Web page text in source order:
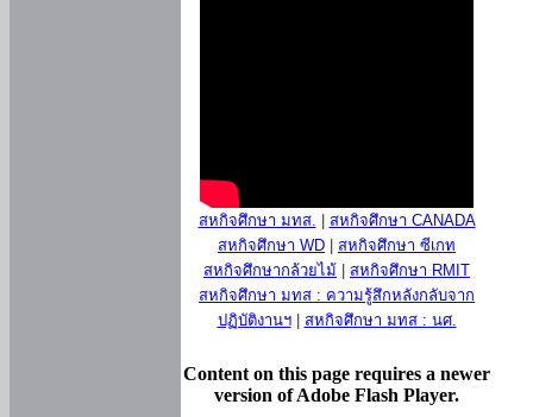
สหกิจศึกษา มทส.
สหกิจศึกษา CANADA
สหกิจศึกษา WD
สหกิจศึกษา ซีเกท
สหกิจศึกษากล้วยไม้
สหกิจศึกษา RMIT
สหกิจศึกษา มทส : ความรู้สึกหลังกลับจาก
ปฏิบัติงานฯ| สหกิจศึกษา มทส : นศ.
Content on this page requires a newer
version of Adobe Flash Player.